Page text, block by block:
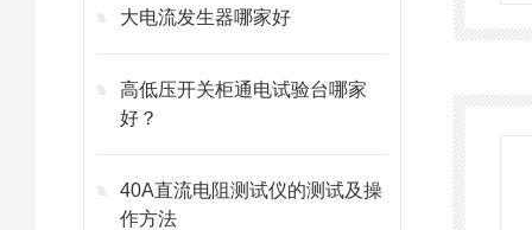
大电流发生器哪家好
高低压开关柜通电试验台哪家
好？
40A直流电阻测试仪的测试及操
作方法